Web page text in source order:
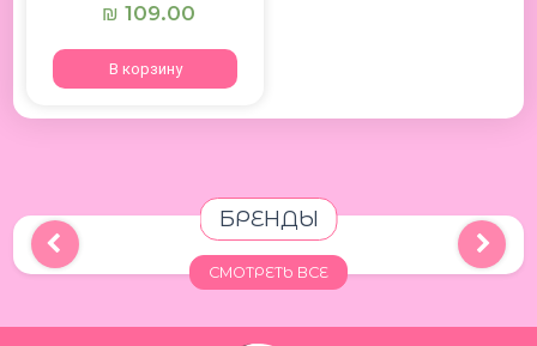
₪ 109.00
В корзину
БРЕНДЫ
СМОТРЕТЬ ВСЕ